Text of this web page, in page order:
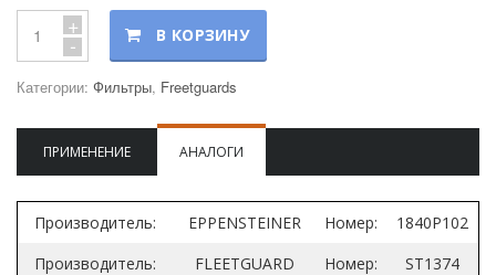
+
- В КОРЗИНУ
Категории: Фильтры, Freetguards
ПРИМЕНЕНИЕ АНАЛОГИ
Производитель: EPPENSTEINER Номер:
1840P102
Производитель:
FLEETGUARD Номер: ST1374